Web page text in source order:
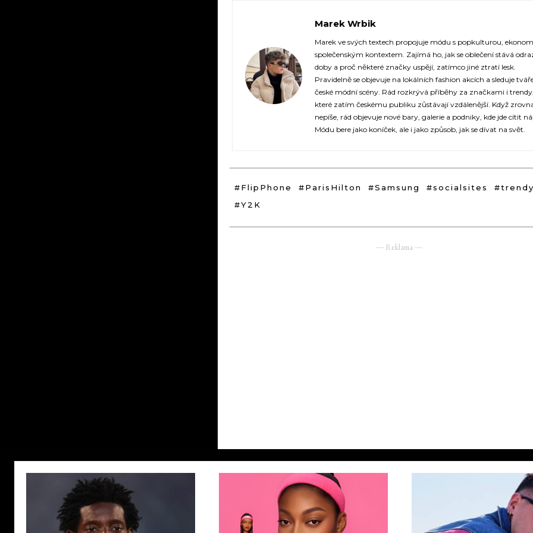
Marek Wrbik
https://fashionup.cz/
Marek ve svých textech propojuje módu s popkulturou,
společenským kontextem. Zajímá ho, jak se oblečení stává
doby a proč některé značky uspějí, zatímco jiné ztratí lesk.
Pravidelně se objevuje na lokálních fashion akcích a sleduje
české módní scény. Rád rozkrývá příběhy za značkami i trendy,
které zatím českému publiku zůstávají vzdálenější. Když
nepíše, rád objevuje nové bary, galerie a podniky, kde jde cítit
Módu bere jako koníček, ale i jako způsob, jak se dívat na svět.
#FlipPhone #ParisHilton #Samsung #socialsites
#trendy
#Y2K
― Reklama ―